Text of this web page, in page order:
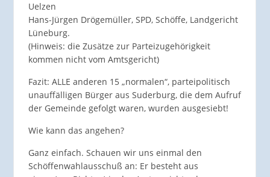
Uelzen
Hans-Jürgen Drögemüller, SPD, Schöffe, Landgericht
Lüneburg.
(Hinweis: die Zusätze zur Parteizugehörigkeit
kommen nicht vom Amtsgericht)
Fazit: ALLE anderen 15 „normalen“, parteipolitisch
unauffälligen Bürger aus Suderburg, die dem Aufruf
der Gemeinde gefolgt waren, wurden ausgesiebt!
Wie kann das angehen?
Ganz einfach. Schauen wir uns einmal den
Schöffenwahlausschuß an: Er besteht aus